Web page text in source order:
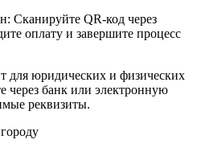
Сканируйте QR-код через
оплату и завершите процесс
для юридических и физических
через банк или электронную
реквизиты.